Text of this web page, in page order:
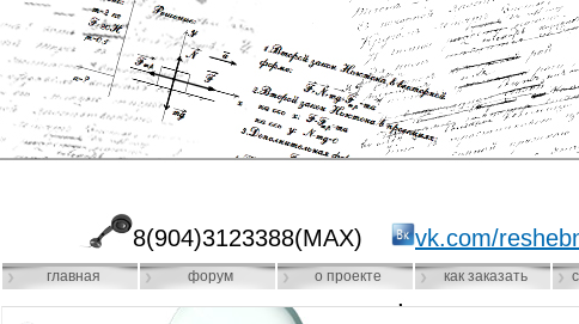
8(904)3123388(MAX) vk.com/
главная форум о проекте как заказать